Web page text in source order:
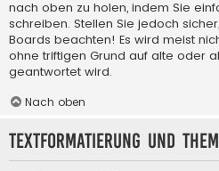
nach oben zu holen, indem Sie
schreiben. Stellen Sie jedoch
Boards beachten! Es wird meist
ohne triftigen Grund auf alte oder
geantwortet wird.
Nach oben
Textformatierung und